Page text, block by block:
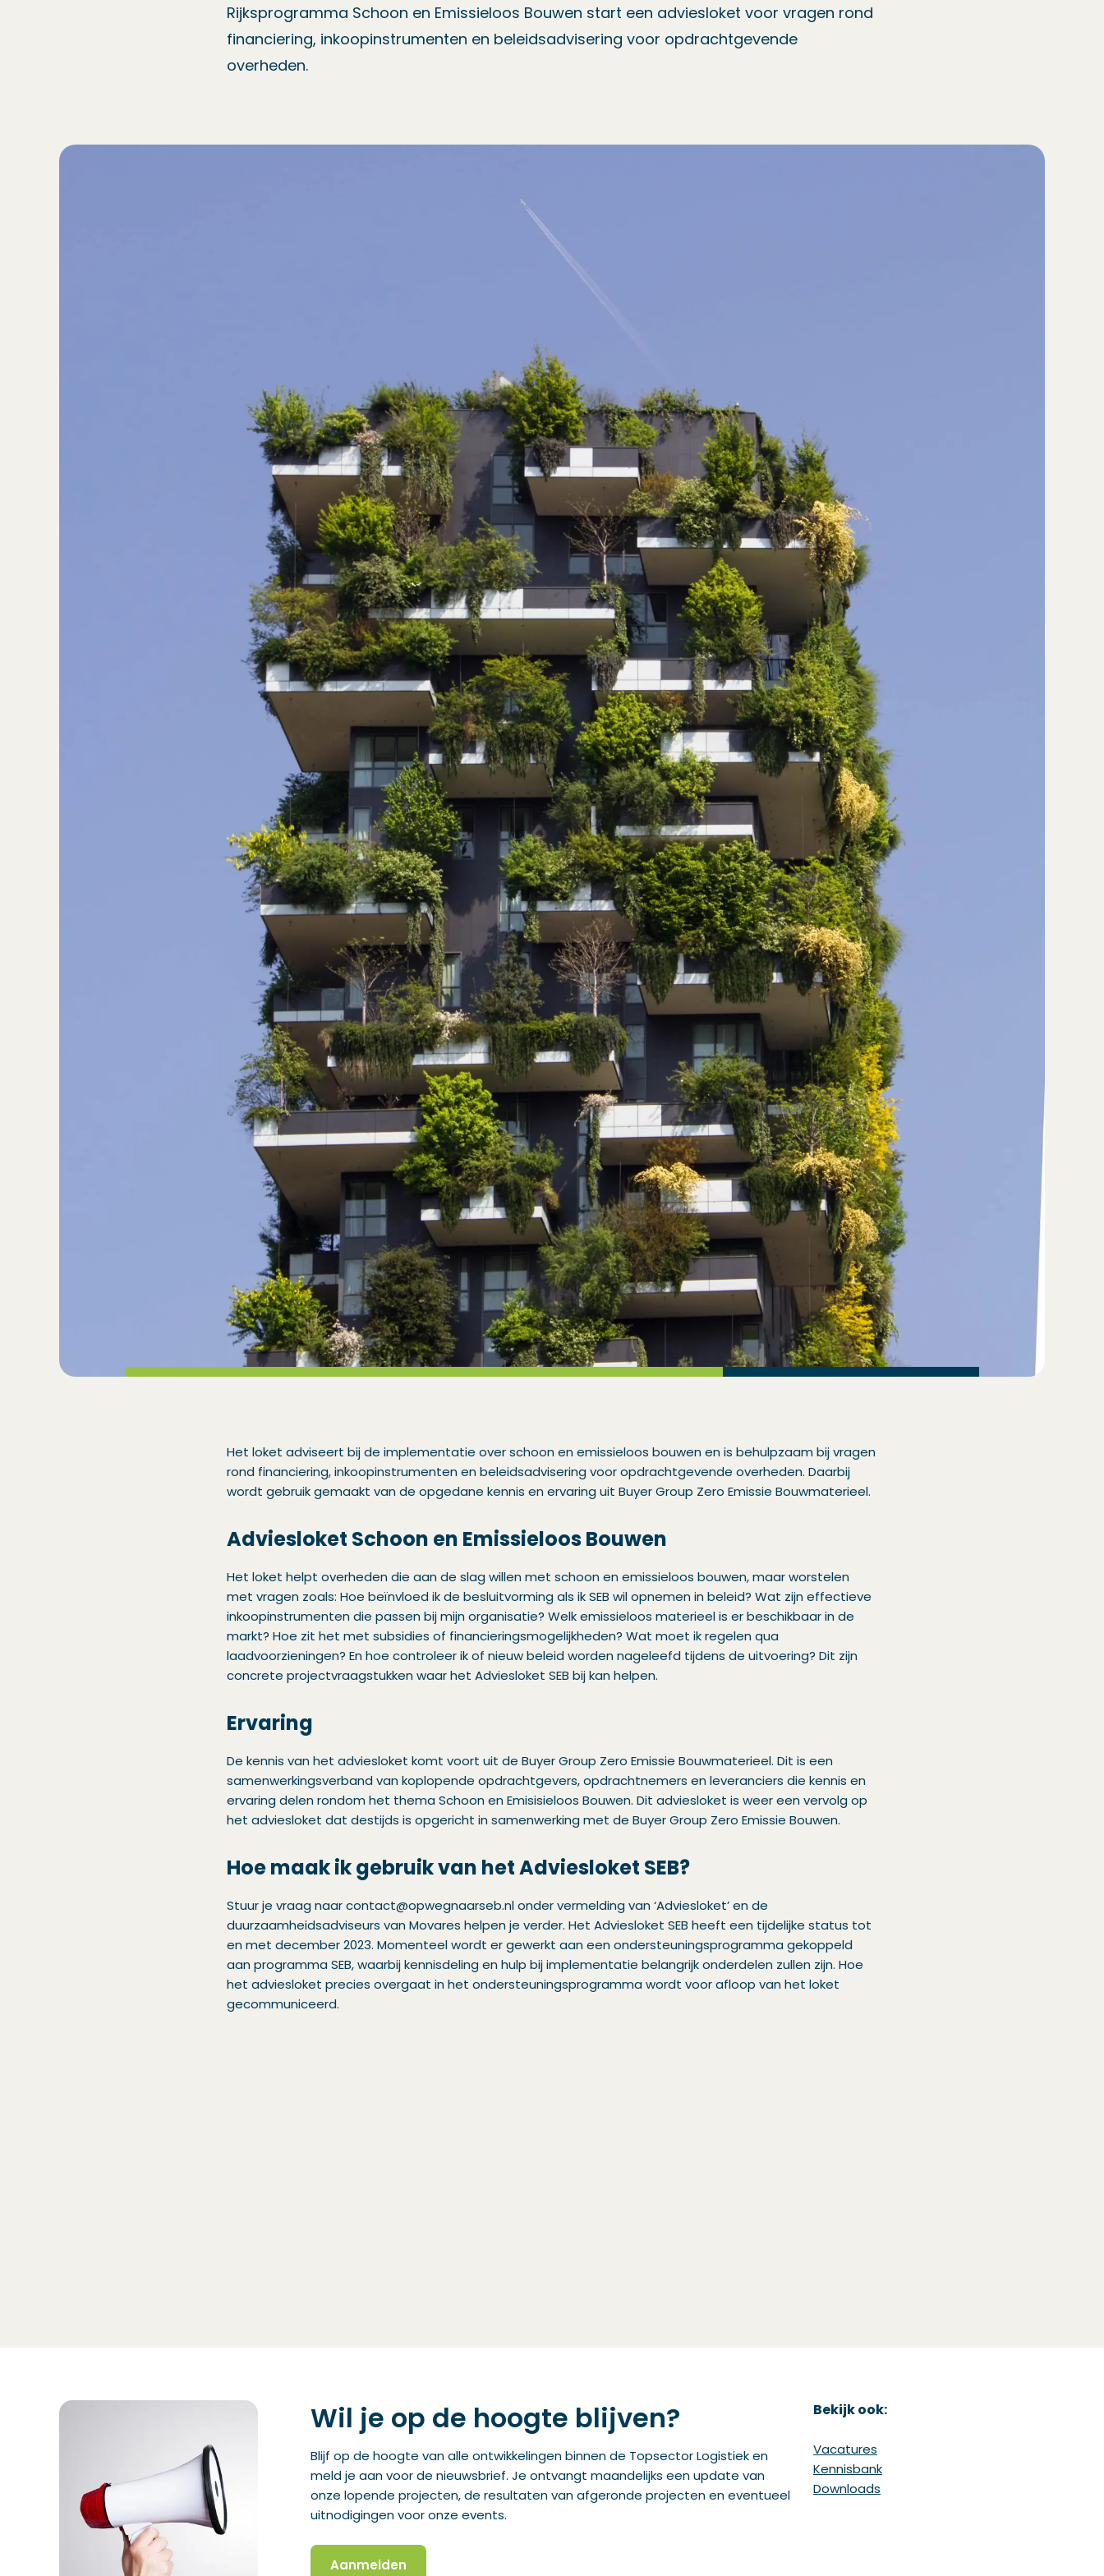
Rijksprogramma Schoon en Emissieloos Bouwen start een adviesloket voor vragen rond
financiering, inkoopinstrumenten en beleidsadvisering voor opdrachtgevende
overheden.
Het loket adviseert bij de implementatie over schoon en emissieloos bouwen en is behulpzaam bij vragen
rond financiering, inkoopinstrumenten en beleidsadvisering voor opdrachtgevende overheden. Daarbij
wordt gebruik gemaakt van de opgedane kennis en ervaring uit Buyer Group Zero Emissie Bouwmaterieel.
Adviesloket Schoon en Emissieloos Bouwen
Het loket helpt overheden die aan de slag willen met schoon en emissieloos bouwen, maar worstelen
met vragen zoals: Hoe beïnvloed ik de besluitvorming als ik SEB wil opnemen in beleid? Wat zijn effectieve
inkoopinstrumenten die passen bij mijn organisatie? Welk emissieloos materieel is er beschikbaar in de
markt? Hoe zit het met subsidies of financieringsmogelijkheden? Wat moet ik regelen qua
laadvoorzieningen? En hoe controleer ik of nieuw beleid worden nageleefd tijdens de uitvoering? Dit zijn
concrete projectvraagstukken waar het Adviesloket SEB bij kan helpen.
Ervaring
De kennis van het adviesloket komt voort uit de Buyer Group Zero Emissie Bouwmaterieel. Dit is een
samenwerkingsverband van koplopende opdrachtgevers, opdrachtnemers en leveranciers die kennis en
ervaring delen rondom het thema Schoon en Emisisieloos Bouwen. Dit adviesloket is weer een vervolg op
het adviesloket dat destijds is opgericht in samenwerking met de Buyer Group Zero Emissie Bouwen.
Hoe maak ik gebruik van het Adviesloket SEB?
Stuur je vraag naar contact@opwegnaarseb.nl onder vermelding van ‘Adviesloket’ en de
duurzaamheidsadviseurs van Movares helpen je verder. Het Adviesloket SEB heeft een tijdelijke status tot
en met december 2023. Momenteel wordt er gewerkt aan een ondersteuningsprogramma gekoppeld
aan programma SEB, waarbij kennisdeling en hulp bij implementatie belangrijk onderdelen zullen zijn. Hoe
het adviesloket precies overgaat in het ondersteuningsprogramma wordt voor afloop van het loket
gecommuniceerd.
Wil je op de hoogte blijven?
Blijf op de hoogte van alle ontwikkelingen binnen de Topsector Logistiek en
meld je aan voor de nieuwsbrief. Je ontvangt maandelijks een update van
onze lopende projecten, de resultaten van afgeronde projecten en eventueel
uitnodigingen voor onze events.
Aanmelden
(Opent in een nieuw venster)
Bekijk ook:
Vacatures
Kennisbank
Downloads